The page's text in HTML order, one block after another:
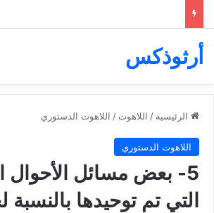
أرثوذكس
الرئيسية / اللاهوت / اللاهوت الدستوري
اللاهوت الدستوري
5- بعض مسائل
التي تم توحيدها بالنسبة